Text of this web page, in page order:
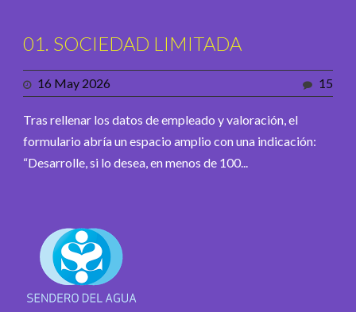
01. SOCIEDAD LIMITADA
16 May 2026 15
Tras rellenar los datos de empleado y valoración, el
formulario abría un espacio amplio con una indicación:
“Desarrolle, si lo desea, en menos de 100...